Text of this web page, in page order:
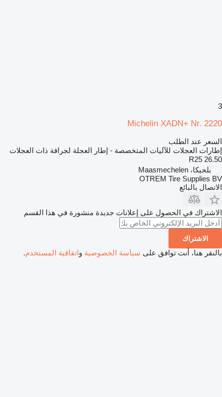
3
Michelin XADN+ Nr. 2220
السعر عند الطلب
إطارات العجلات للآليات المتخصصة - إطار العجلة لجرافة ذات العجلات
26.50 R25
بلجيكا، Maasmechelen
OTREM Tire Supplies BV
الاتصال بالبائع
الاشتراك في الحصول على إعلانات جديدة منشورة في هذا القسم
الاشتراك
بالنقر هنا، أنت توافق على سياسة الخصوصية واتفاقية المستخدم.